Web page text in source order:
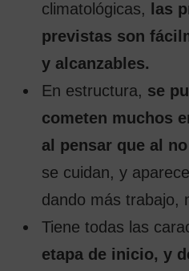
climatológicas, las
previstas son
y alcanzables.
En estructura, se
cometen muchos
al pensar que al
se cuidan, y
dando más trabajo,
Tiene todas las
etapa de inicio, y